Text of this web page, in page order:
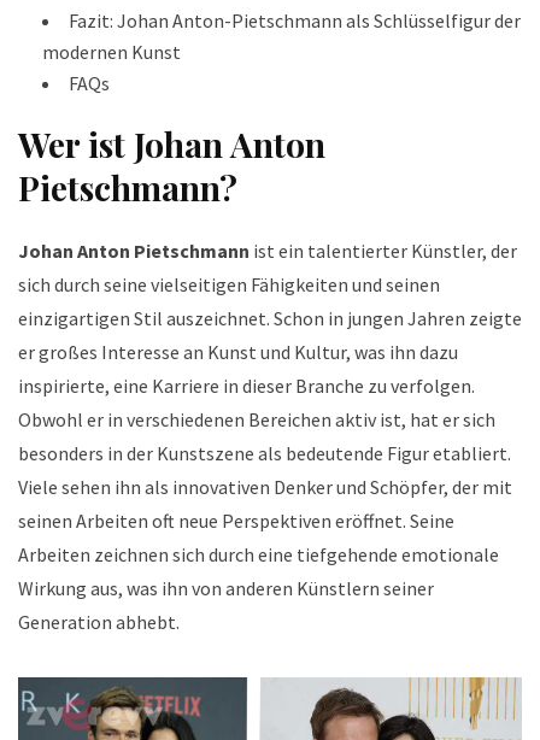
Fazit: Johan Anton-Pietschmann als Schlüsselfigur der
modernen Kunst
FAQs
Wer ist Johan Anton
Pietschmann?
Johan Anton Pietschmann ist ein talentierter Künstler, der
sich durch seine vielseitigen Fähigkeiten und seinen
einzigartigen Stil auszeichnet. Schon in jungen Jahren zeigte
er großes Interesse an Kunst und Kultur, was ihn dazu
inspirierte, eine Karriere in dieser Branche zu verfolgen.
Obwohl er in verschiedenen Bereichen aktiv ist, hat er sich
besonders in der Kunstszene als bedeutende Figur etabliert.
Viele sehen ihn als innovativen Denker und Schöpfer, der mit
seinen Arbeiten oft neue Perspektiven eröffnet. Seine
Arbeiten zeichnen sich durch eine tiefgehende emotionale
Wirkung aus, was ihn von anderen Künstlern seiner
Generation abhebt.